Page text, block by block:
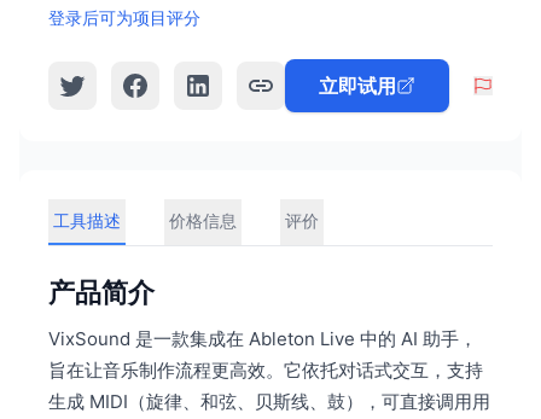
登录后可为项目评分
立即试用
工具描述 价格信息 评价
产品简介
VixSound 是一款集成在 Ableton Live 中的 AI 助手，
旨在让音乐制作流程更高效。它依托对话式交互，支持
生成 MIDI（旋律、和弦、贝斯线、鼓），可直接调用用